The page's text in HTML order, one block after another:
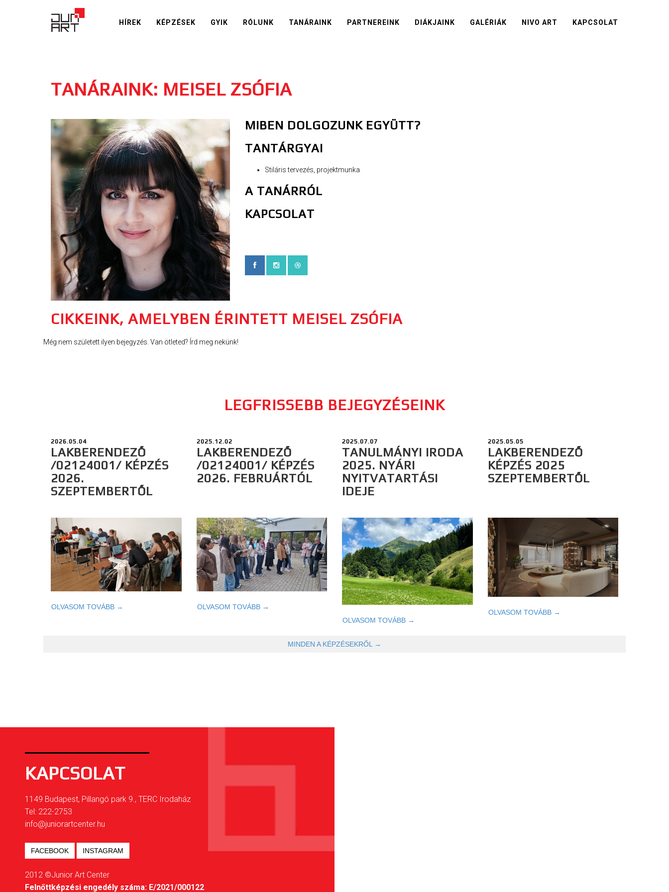
HÍREK KÉPZÉSEK GYIK RÓLUNK TANÁRAINK PARTNEREINK DIÁKJAINK GALÉRIÁK NIVO ART KAPCSOLAT
TANÁRAINK: MEISEL ZSÓFIA
MIBEN DOLGOZUNK EGYÜTT?
TANTÁRGYAI
Stiláris tervezés, projektmunka
A TANÁRRÓL
KAPCSOLAT
CIKKEINK, AMELYBEN ÉRINTETT MEISEL ZSÓFIA
Még nem született ilyen bejegyzés. Van ötleted? Írd meg nekünk!
LEGFRISSEBB BEJEGYZÉSEINK
2026.05.04
LAKBERENDEZŐ
/02124001/ KÉPZÉS
2026.
SZEPTEMBERTŐL
OLVASOM TOVÁBB →
2025.12.02
LAKBERENDEZŐ
/02124001/ KÉPZÉS
2026. FEBRUÁRTÓL
OLVASOM TOVÁBB →
2025.07.07
TANULMÁNYI IRODA
2025. NYÁRI
NYITVATARTÁSI
IDEJE
OLVASOM TOVÁBB →
2025.05.05
LAKBERENDEZŐ
KÉPZÉS 2025
SZEPTEMBERTŐL
OLVASOM TOVÁBB →
MINDEN A KÉPZÉSEKRŐL →
KAPCSOLAT
1149 Budapest, Pillangó park 9., TERC Irodaház
Tel: 222-2753
info@juniorartcenter.hu
FACEBOOK INSTAGRAM
2012 ©Junior Art Center
Felnőttképzési engedély száma: E/2021/000122